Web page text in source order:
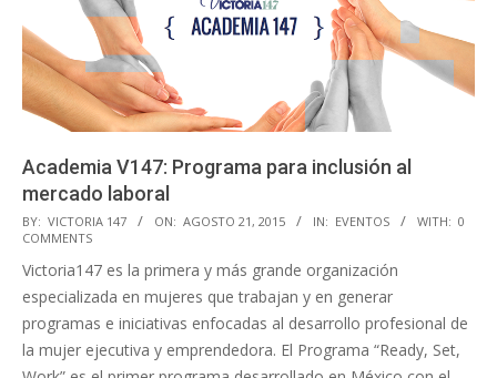
Academia V147: Programa para inclusión al
mercado laboral
2015-
08-
21
BY: VICTORIA 147 ON: AGOSTO 21, 2015 IN: EVENTOS WITH: 0
COMMENTS
Victoria147 es la primera y más grande organización
especializada en mujeres que trabajan y en generar
programas e iniciativas enfocadas al desarrollo profesional de
la mujer ejecutiva y emprendedora. El Programa “Ready, Set,